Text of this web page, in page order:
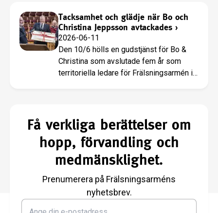
Tacksamhet och glädje när Bo och
Christina Jeppsson avtackades ›
2026-06-11
Den 10/6 hölls en gudstjänst för Bo &
Christina som avslutade fem år som
territoriella ledare för Frälsningsarmén i
Få verkliga berättelser om
hopp, förvandling och
medmänsklighet.
Prenumerera på Frälsningsarméns
nyhetsbrev.